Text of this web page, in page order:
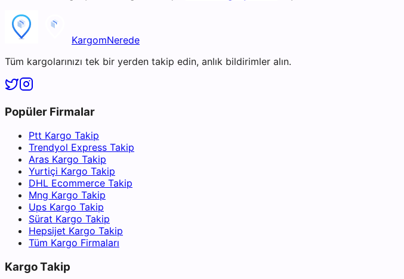
KargomNerede
Tüm kargolarınızı tek bir yerden takip edin, anlık bildirimler alın.
Popüler Firmalar
Ptt Kargo Takip
Trendyol Express Takip
Aras Kargo Takip
Yurtiçi Kargo Takip
DHL Ecommerce Takip
Mng Kargo Takip
Ups Kargo Takip
Sürat Kargo Takip
Hepsijet Kargo Takip
Tüm Kargo Firmaları
Kargo Takip